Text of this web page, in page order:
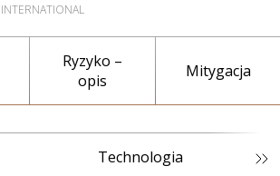
Ryzyko –
opis
Mitygacja
Technologia